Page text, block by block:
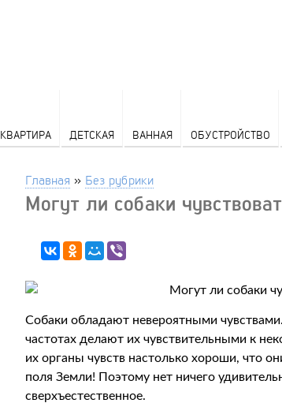
КВАРТИРА ДЕТСКАЯ ВАННАЯ ОБУСТРОЙСТВО
Главная » Без рубрики
Могут ли собаки
Собаки обладают невероятными
частотах делают их чувствительными к
их органы чувств настолько хороши, что
поля Земли! Поэтому нет ничего
сверхъестественное.